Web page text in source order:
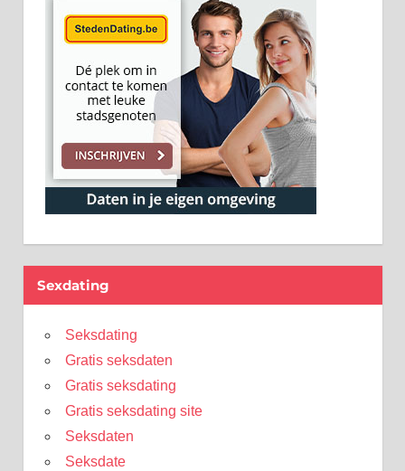
Sexdating
Seksdating
Gratis seksdaten
Gratis seksdating
Gratis seksdating site
Seksdaten
Seksdate